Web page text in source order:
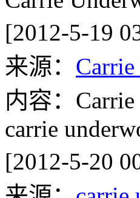
[2012-5-19
来源：
内容：
carrie
[2012-5-20